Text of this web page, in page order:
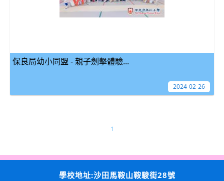
保良局幼小同盟 - 親子劍擊體驗...
2024-02-26
1
學校地址:沙田馬鞍山鞍駿街28號